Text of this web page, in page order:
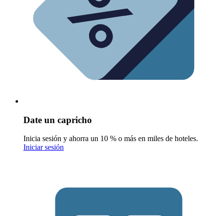
Date un capricho
Inicia sesión y ahorra un 10 % o más en miles de hoteles.
Iniciar sesión